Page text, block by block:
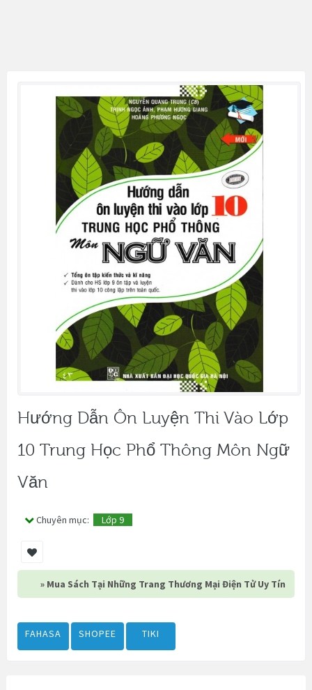
Hướng Dẫn Ôn Luyện Thi Vào Lớp
10 Trung Học Phổ Thông Môn Ngữ
Văn
Chuyên mục: Lớp 9
» Mua Sách Tại Những Trang Thương Mại Điện Tử Uy Tín
FAHASA SHOPEE TIKI